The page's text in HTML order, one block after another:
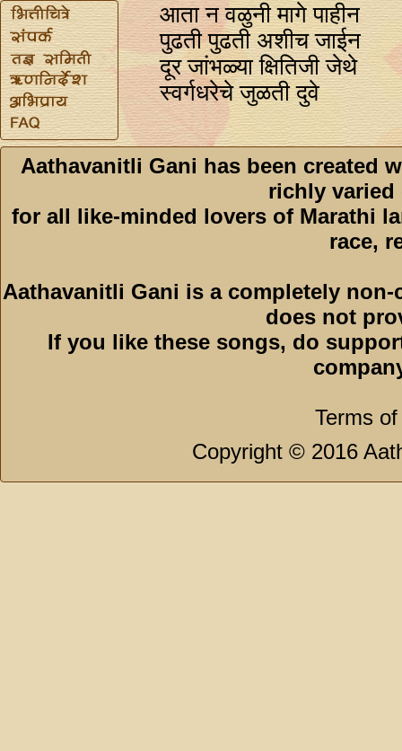
आता न वळुनी मागे पाहीन
पुढती पुढती अशीच जाईन
दूर जांभळ्या क्षितिजी जेथे
स्वर्गधरेचे जुळती दुवे
Aathavanitli Gani has been created
richly varied
for all like-minded lovers of Marathi
race,
Aathavanitli Gani is a completely
does not
If you like these songs, do
Terms
Copyright © 2016